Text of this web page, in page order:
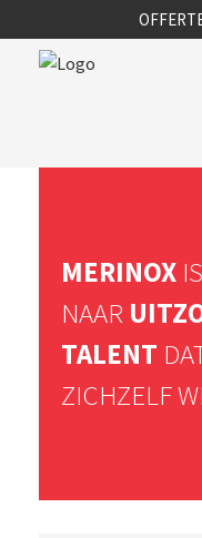
MERINOX
NAAR
TALENT
ZICHZELF